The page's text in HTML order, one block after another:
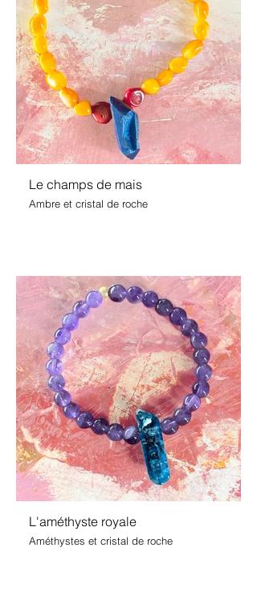
Le champs de mais
Ambre et cristal de roche
L'améthyste royale
Améthystes et cristal de roche